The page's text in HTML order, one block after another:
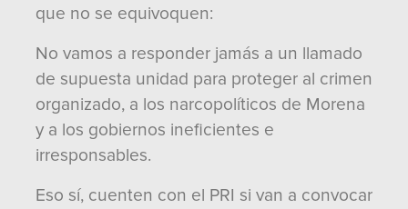
que no se equivoquen:
No vamos a responder jamás a un llamado
de supuesta unidad para proteger al crimen
organizado, a los narcopolíticos de Morena
y a los gobiernos ineficientes e
irresponsables.
Eso sí, cuenten con el PRI si van a convocar